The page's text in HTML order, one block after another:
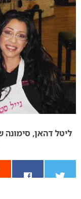
ליטל דהאן, סימונה